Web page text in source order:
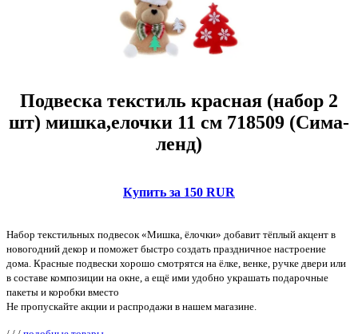
Подвеска текстиль красная (набор 2
шт) мишка,елочки 11 см 718509 (Сима-
ленд)
Купить за 150 RUR
Набор текстильных подвесок «Мишка, ёлочки» добавит тёплый акцент в
новогодний декор и поможет быстро создать праздничное настроение
дома. Красные подвески хорошо смотрятся на ёлке, венке, ручке двери или
в составе композиции на окне, а ещё ими удобно украшать подарочные
пакеты и коробки вместо
Не пропускайте акции и распродажи в нашем магазине.